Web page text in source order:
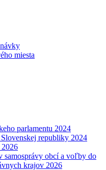
miesta
parlamentu 2024
republiky 2024
samosprávy obcí a voľby do
krajov 2026